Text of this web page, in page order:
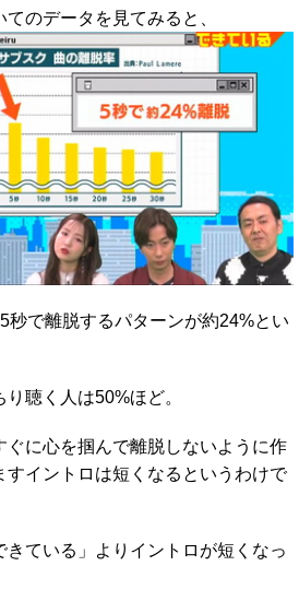
のデータを見てみると、
秒で離脱するパターンが約24%とい
聴く人は50%ほど。
ぐに心を掴んで離脱しないように作
すイントロは短くなるというわけで
きている」よりイントロが短くなっ